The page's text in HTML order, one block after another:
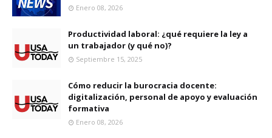
Enero 08, 2026
Productividad laboral: ¿qué requiere la ley a
un trabajador (y qué no)?
Septiembre 15, 2025
Cómo reducir la burocracia docente:
digitalización, personal de apoyo y evaluación
formativa
Enero 08, 2026